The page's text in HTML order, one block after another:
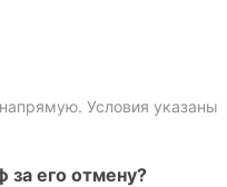
Условия указаны
за его отмену?